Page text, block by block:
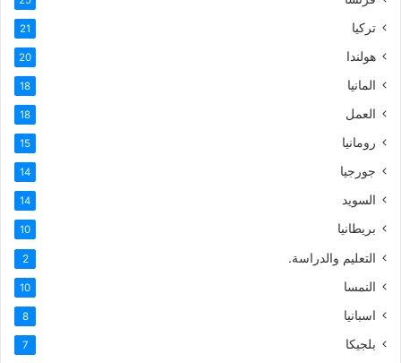
تركيا 21
هولندا 20
المانيا 18
العمل 18
رومانيا 15
جورجيا 14
السويد 14
بريطانيا 10
التعليم والدراسة. 2
النمسا 10
اسبانيا 8
بلجيكا 7